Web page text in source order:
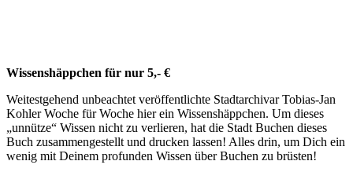
Wissenshäppchen für nur 5,- €
Weitestgehend unbeachtet veröffentlichte Stadtarchivar Tobias-Jan
Kohler Woche für Woche hier ein Wissenshäppchen. Um dieses
„unnütze“ Wissen nicht zu verlieren, hat die Stadt Buchen dieses
Buch zusammengestellt und drucken lassen! Alles drin, um Dich ein
wenig mit Deinem profunden Wissen über Buchen zu brüsten!